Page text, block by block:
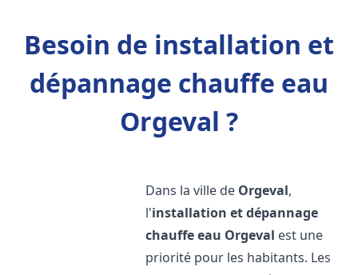
Besoin de installation et
dépannage chauffe eau
Orgeval ?
Dans la ville de Orgeval,
l'installation et dépannage
chauffe eau Orgeval est une
priorité pour les habitants. Les